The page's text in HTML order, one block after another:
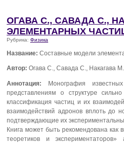
ОГАВА С., САВАДА С.,
ЭЛЕМЕНТАРНЫХ
Рубрика: Физика
Название: Составные модели
Автор: Огава С., Савада С., Накагава М.
Аннотация: Монография
представлениям о структуре
классификация частиц и их
взаимодействий адронов вплоть до
подтверждающие их
Книга может быть рекомендована
теоретиков и